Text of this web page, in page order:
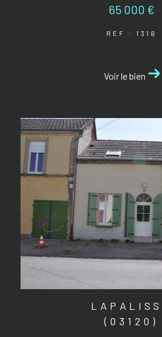
65 000 €
REF : 1316
Voir le bien
(03120)